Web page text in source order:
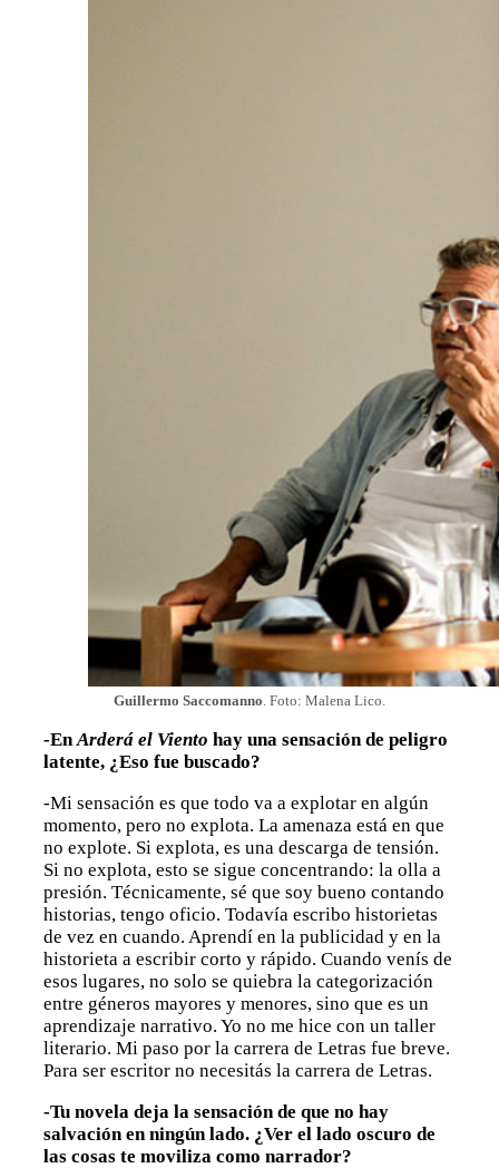
Guillermo Saccomanno. Foto: Malena Lico.
-EnArderá el Viento hay una sensación de peligro
latente, ¿Eso fue buscado?
-Mi sensación es que todo va a explotar en algún
momento, pero no explota. La amenaza está en que
no explote. Si explota, es una descarga de tensión.
Si no explota, esto se sigue concentrando: la olla a
presión. Técnicamente, sé que soy bueno contando
historias, tengo oficio. Todavía escribo historietas
de vez en cuando. Aprendí en la publicidad y en la
historieta a escribir corto y rápido. Cuando venís de
esos lugares, no solo se quiebra la categorización
entre géneros mayores y menores, sino que es un
aprendizaje narrativo. Yo no me hice con un taller
literario. Mi paso por la carrera de Letras fue breve.
Para ser escritor no necesitás la carrera de Letras.
-Tu novela deja la sensación de que no hay
salvación en ningún lado. ¿Ver el lado oscuro de
las cosas te moviliza como narrador?